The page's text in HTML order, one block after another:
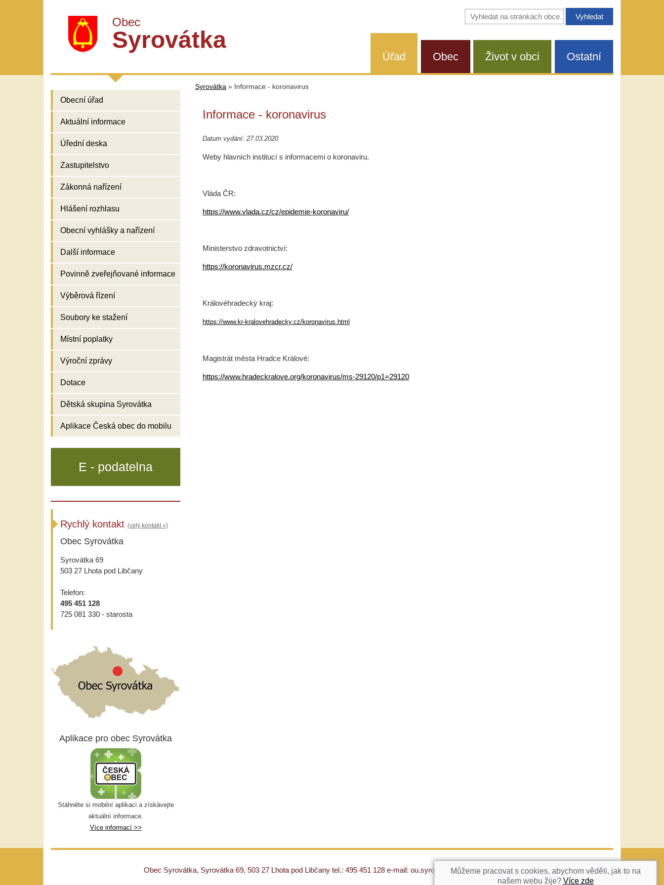
Obec
Syrovátka
Vyhledávání
na
Úřad Obec Život v obci Ostatní
Obecní úřad
Aktuální informace
Úřední deska
Zastupitelstvo
Zákonná nařízení
Hlášení rozhlasu
Obecní vyhlášky a nařízení
Další informace
Povinně zveřejňované informace
Výběrová řízení
Soubory ke stažení
Místní poplatky
Výroční zprávy
Dotace
Dětská skupina Syrovátka
Aplikace Česká obec do mobilu
Syrovátka » Informace - koronavirus
Informace - koronavirus
Datum vydání: 27.03.2020
Weby hlavních institucí s informacemi o koronaviru.
Vláda ČR:
https://www.vlada.cz/cz/epidemie-koronaviru/
Ministerstvo zdravotnictví:
https://koronavirus.mzcr.cz/
Královéhradecký kraj:
https://www.kr-kralovehradecky.cz/koronavirus.html
Magistrát města Hradce Králové:
https://www.hradeckralove.org/koronavirus/ms-29120/p1=29120
E - podatelna
Rychlý kontakt (celý kontakt »)
Obec Syrovátka
Syrovátka 69
503 27 Lhota pod Libčany
Telefon:
495 451 128
725 081 330 - starosta
Aplikace pro obec Syrovátka
Stáhněte si mobilní aplikaci a získávejte
aktuální informace.
Více informací >>
NAHORU
Obec Syrovátka, Syrovátka 69, 503 27 Lhota pod Libčany tel.: 495 451 128 e-mail: ou.syrovatka@c-box.czMůžeme pracovat s cookies, abychom věděli, jak to na
našem webu žije? Více zde